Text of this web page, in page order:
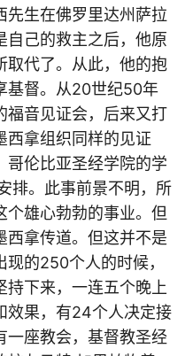
先生在佛罗里达州萨拉
自己的救主之后，他原
取代了。从此，他的抱
基督。从20世纪50年
福音见证会，后来又打
西拿组织同样的见证
哥伦比亚圣经学院的学
排。此事前景不明，所
个雄心勃勃的事业。但
西拿传道。但这并不是
的250个人的时候，
持下来，一连五个晚上
效果，有24个人决定接
一座教会，基督教圣经